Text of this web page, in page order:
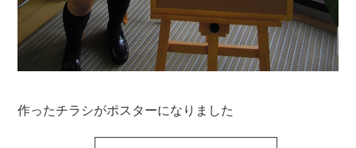
作ったチラシがポスターになりました